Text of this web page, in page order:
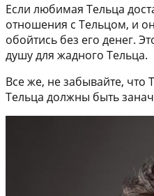
Если любимая Тельца
отношения с Тельцом, и
обойтись без его денег.
душу для жадного Тельца.
Все же, не забывайте,
Тельца должны быть